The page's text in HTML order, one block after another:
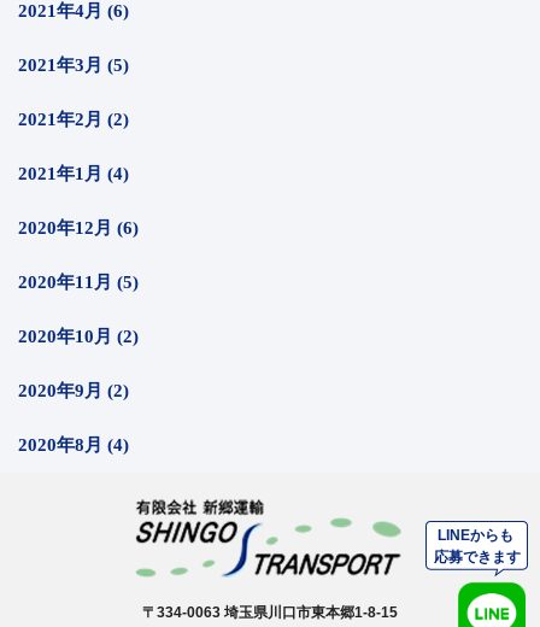
2021年4月 (6)
2021年3月 (5)
2021年2月 (2)
2021年1月 (4)
2020年12月 (6)
2020年11月 (5)
2020年10月 (2)
2020年9月 (2)
2020年8月 (4)
〒334-0063 埼玉県川口市東本郷1-8-15